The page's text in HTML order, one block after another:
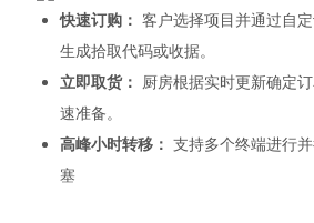
快速订购： 客户选择项目并通过自
生成拾取代码或收据。
立即取货： 厨房根据实时更新确定
速准备。
高峰小时转移： 支持多个终端进行
塞